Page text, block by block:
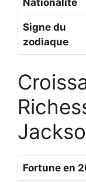
Signe du
zodiaque
Fortune en